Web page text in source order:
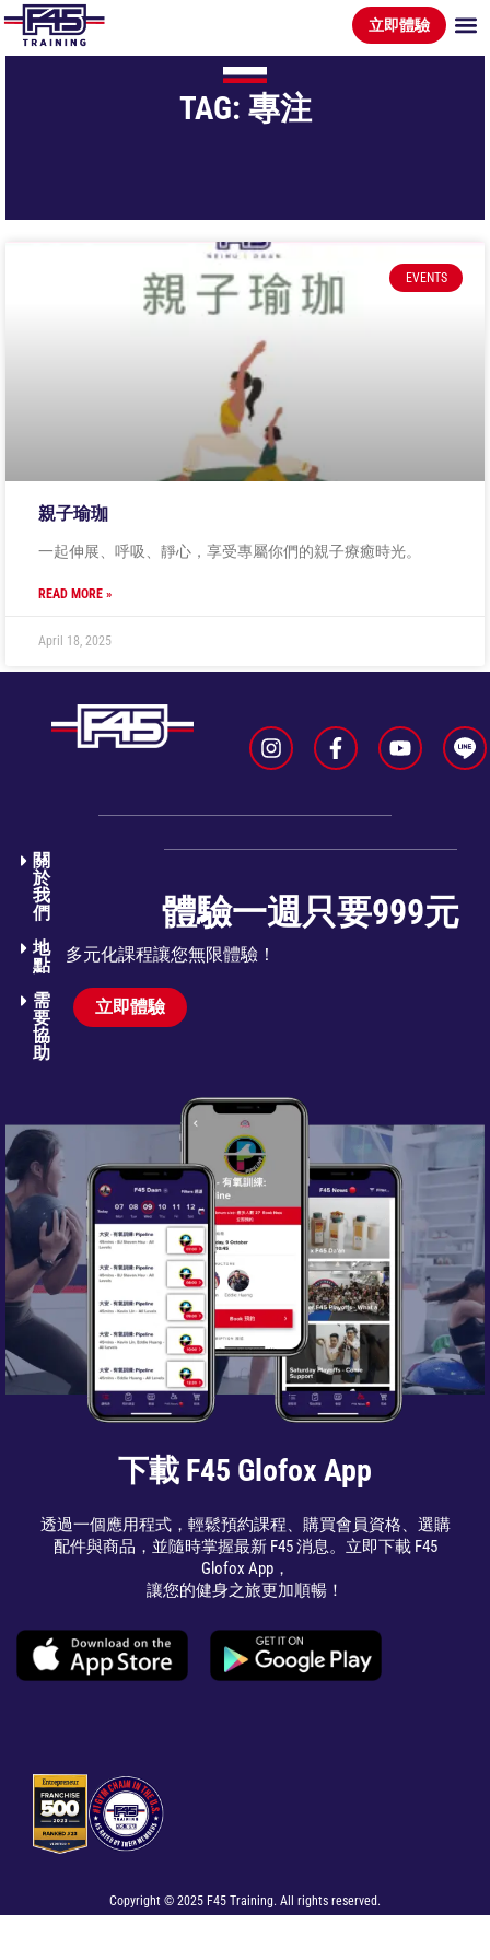
立即體驗
TAG: 專注
EVENTS
親子瑜珈
一起伸展、呼吸、靜心，享受專屬你們的親子療癒時光。
READ MORE »
April 18, 2025
關
於
我
們​
地
點
需
要
協
助​
體驗一週只要999元
多元化課程讓您無限體驗！
立即體驗
下載 F45 Glofox App
透過一個應用程式，輕鬆預約課程、購買會員資格、選購
配件與商品，並隨時掌握最新 F45 消息。立即下載 F45
Glofox App，
讓您的健身之旅更加順暢！
Copyright © 2025 F45 Training. All rights reserved.